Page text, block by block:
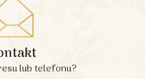
lub telefonu?